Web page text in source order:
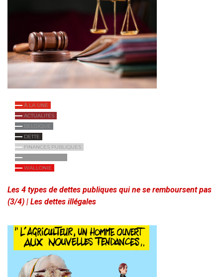
À LA UNE
ACTUALITÉS
BELGIQUE
DETTE
FINANCES PUBLIQUES
WALLONIE
Les 4 types de dettes publiques qui ne se remboursent pas
(3/4) | Les dettes illégales